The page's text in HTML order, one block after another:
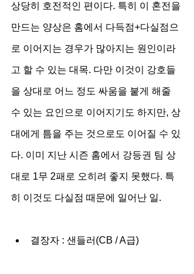
상당히 호전적인 편이다. 특히 이 혼전을
만드는 양상은 홈에서 다득점+다실점으
로 이어지는 경우가 많아지는 원인이라
고 할 수 있는 대목. 다만 이것이 강호들
을 상대로 어느 정도 싸움을 붙게 해줄
수 있는 요인으로 이어지기도 하지만, 상
대에게 틈을 주는 것으로도 이어질 수 있
다. 이미 지난 시즌 홈에서 강등권 팀 상
대로 1무 2패로 오히려 좋지 못했다. 특
히 이것도 다실점 때문에 일어난 일.
결장자 : 샌들러(CB / A급)